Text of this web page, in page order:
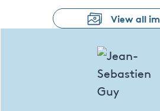
View all